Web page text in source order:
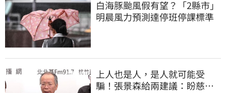
白海豚颱風假有望？「2縣市」
明晨風力預測達停班停課標準
上人也是人，是人就可能受
騙！張景森給兩建議：盼慈濟